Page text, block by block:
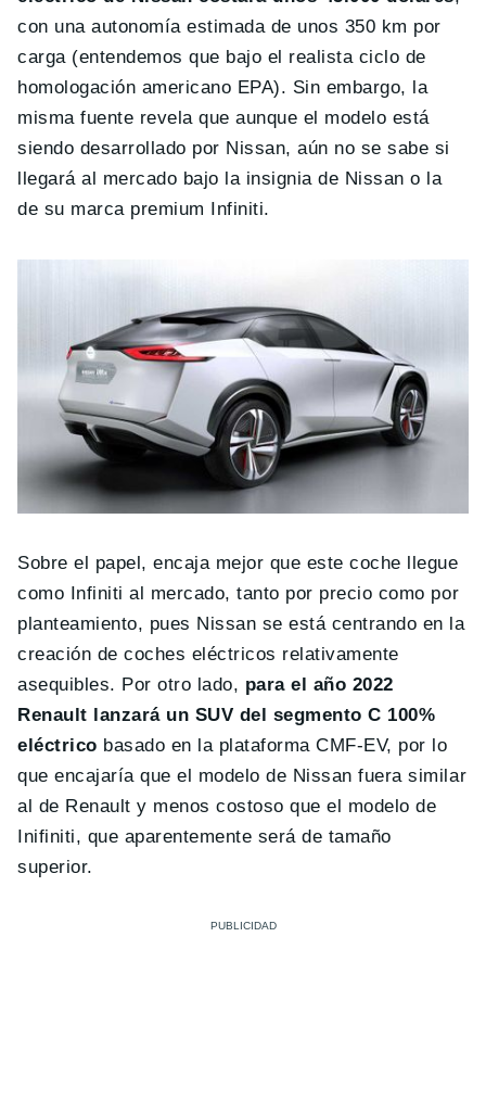
con una autonomía estimada de unos 350 km por
carga (entendemos que bajo el realista ciclo de
homologación americano EPA). Sin embargo, la
misma fuente revela que aunque el modelo está
siendo desarrollado por Nissan, aún no se sabe si
llegará al mercado bajo la insignia de Nissan o la
de su marca premium Infiniti.
Sobre el papel, encaja mejor que este coche llegue
como Infiniti al mercado, tanto por precio como por
planteamiento, pues Nissan se está centrando en la
creación de coches eléctricos relativamente
asequibles. Por otro lado, para el año 2022
Renault lanzará un SUV del segmento C 100%
eléctrico basado en la plataforma CMF-EV, por lo
que encajaría que el modelo de Nissan fuera similar
al de Renault y menos costoso que el modelo de
Inifiniti, que aparentemente será de tamaño
superior.